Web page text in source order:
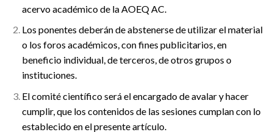
acervo académico de la AOEQ AC.
Los ponentes deberán de abstenerse de utilizar el material
o los foros académicos, con fines publicitarios, en
beneficio individual, de terceros, de otros grupos o
instituciones.
El comité científico será el encargado de avalar y hacer
cumplir, que los contenidos de las sesiones cumplan con lo
establecido en el presente artículo.